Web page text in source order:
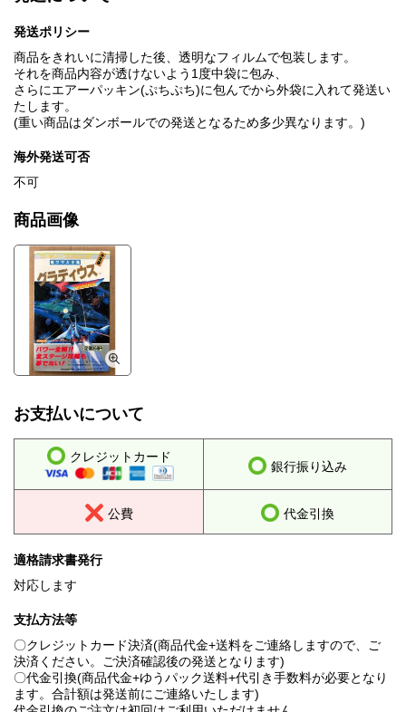
発送ポリシー
商品をきれいに清掃した後、透明なフィルムで包装します。
それを商品内容が透けないよう1度中袋に包み、
さらにエアーパッキン(ぷちぷち)に包んでから外袋に入れて発送い
たします。
(重い商品はダンボールでの発送となるため多少異なります。)
海外発送可否
不可
商品画像
お支払いについて
クレジットカード
銀行振り込み
公費 代金引換
適格請求書発行
対応します
支払方法等
〇クレジットカード決済(商品代金+送料をご連絡しますので、ご
決済ください。ご決済確認後の発送となります)
〇代金引換(商品代金+ゆうパック送料+代引き手数料が必要となり
ます。合計額は発送前にご連絡いたします)